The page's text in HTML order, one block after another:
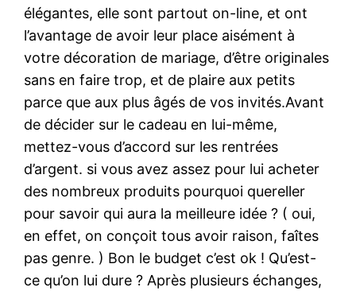
élégantes, elle sont partout on-line, et ont
l’avantage de avoir leur place aisément à
votre décoration de mariage, d’être originales
sans en faire trop, et de plaire aux petits
parce que aux plus âgés de vos invités.Avant
de décider sur le cadeau en lui-même,
mettez-vous d’accord sur les rentrées
d’argent. si vous avez assez pour lui acheter
des nombreux produits pourquoi quereller
pour savoir qui aura la meilleure idée ? ( oui,
en effet, on conçoit tous avoir raison, faîtes
pas genre. ) Bon le budget c’est ok ! Qu’est-
ce qu’on lui dure ? Après plusieurs échanges,